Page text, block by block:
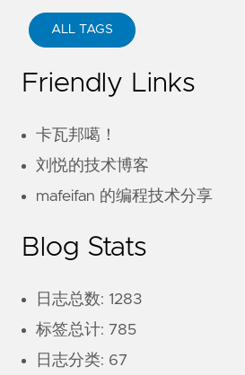
ALL TAGS
Friendly Links
卡瓦邦噶！
刘悦的技术博客
mafeifan 的编程技术分享
Blog Stats
日志总数: 1283
标签总计: 785
日志分类: 67